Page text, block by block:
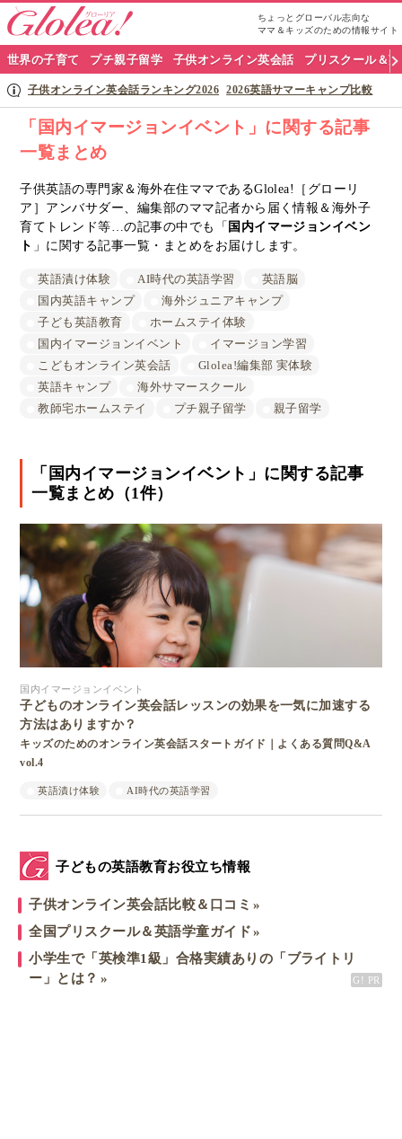
ちょっとグローバル志向な
ママ＆キッズのための情報サイト
グ
ロ
リ
ア
ナ
世界の子育て プチ親子留学 子供オンライン英会話 プリスクール＆
子供オンライン英会話ランキング2026 2026英語サマーキャンプ比較
「国内イマージョンイベント」に関する記事
一覧まとめ
子供英語の専門家＆海外在住ママであるGlolea!［グローリ
ア］アンバサダー、編集部のママ記者から届く情報＆海外子
育てトレンド等…の記事の中でも「 国内イマージョンイベン
ト 」に関する記事一覧・まとめをお届けします。
英語漬け体験 AI時代の英語学習
英語脳
国内英語キャンプ
海外ジュニアキャンプ
子ども英語教育
ホームステイ体験
国内イマージョンイベント
イマージョン学習
こどもオンライン英会話
Glolea!編集部 実体験
英語キャンプ
海外サマースクール
教師宅ホームステイ
プチ親子留学 親子留学
「国内イマージョンイベント」に関する記事
一覧まとめ（1件）
国内イマージョンイベント
子どものオンライン英会話レッスンの効果を一気に加速する
方法はありますか？
キッズのためのオンライン英会話スタートガイド｜よくある質問Q&A
vol.4
英語漬け体験 AI時代の英語学習
子どもの英語教育お役立ち情報
子供オンライン英会話比較＆口コミ
全国プリスクール＆英語学童ガイド
小学生で「英検準1級」合格実績ありの「ブライトリ
ー」とは？